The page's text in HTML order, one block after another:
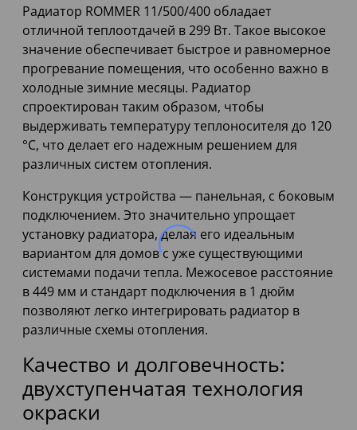
Радиатор ROMMER 11/500/400 обладает
отличной теплоотдачей в 299 Вт. Такое высокое
значение обеспечивает быстрое и равномерное
прогревание помещения, что особенно важно в
холодные зимние месяцы. Радиатор
спроектирован таким образом, чтобы
выдерживать температуру теплоносителя до 120
°C, что делает его надежным решением для
различных систем отопления.
Конструкция устройства — панельная, с боковым
подключением. Это значительно упрощает
установку радиатора, делая его идеальным
вариантом для домов с уже существующими
системами подачи тепла. Межосевое расстояние
в 449 мм и стандарт подключения в 1 дюйм
позволяют легко интегрировать радиатор в
различные схемы отопления.
Качество и долговечность:
двухступенчатая технология
окраски